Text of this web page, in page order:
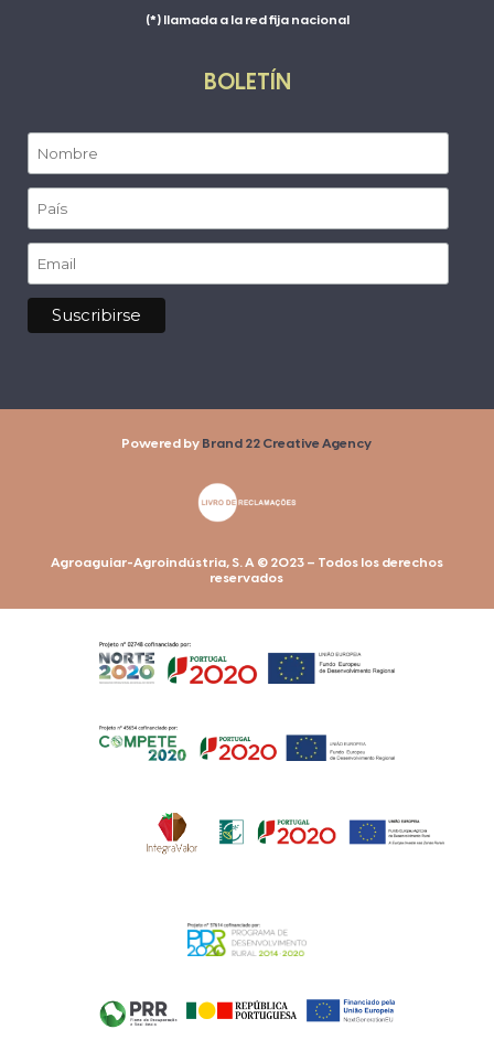
(*) llamada a la red fija nacional
BOLETÍN
Powered by Brand 22 Creative Agency
Agroaguiar-Agroindústria, S. A © 2023 – Todos los derechos
reservados